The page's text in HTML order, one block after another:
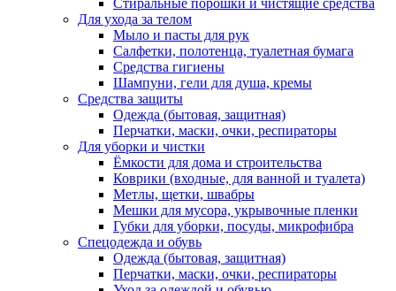
Стиральные порошки и чистящие средства
Для ухода за телом
Мыло и пасты для рук
Салфетки, полотенца, туалетная бумага
Средства гигиены
Шампуни, гели для душа, кремы
Средства защиты
Одежда (бытовая, защитная)
Перчатки, маски, очки, респираторы
Для уборки и чистки
Ёмкости для дома и строительства
Коврики (входные, для ванной и туалета)
Метлы, щетки, швабры
Мешки для мусора, укрывочные пленки
Губки для уборки, посуды, микрофибра
Спецодежда и обувь
Одежда (бытовая, защитная)
Перчатки, маски, очки, респираторы